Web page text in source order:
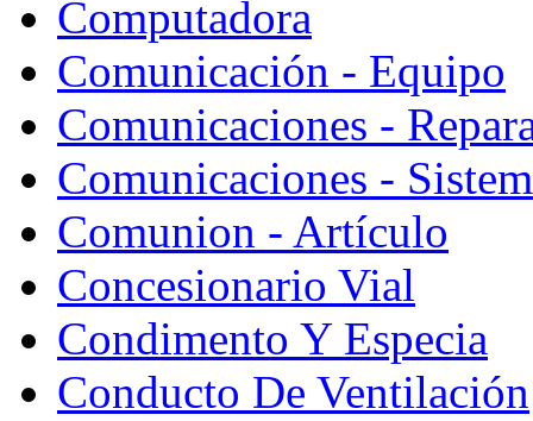
Computadora
Comunicación - Equipo
Comunicaciones -
Comunicaciones -
Comunion - Artículo
Concesionario Vial
Condimento Y Especia
Conducto De Ventilación